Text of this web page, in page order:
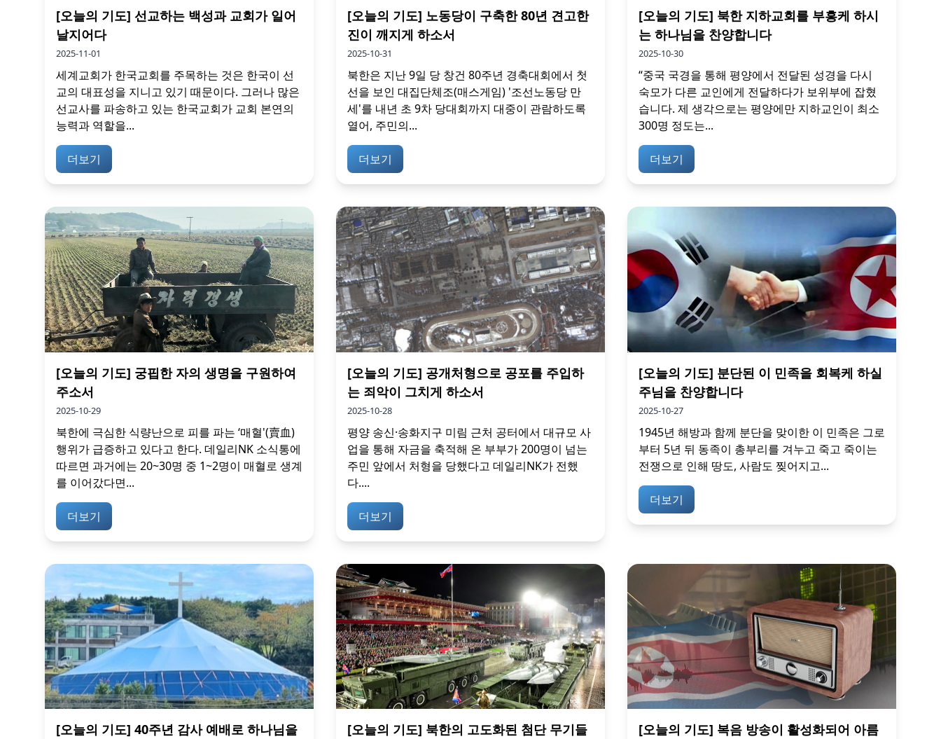
[오늘의 기도] 선교하는 백성과 교회가 일어
날지어다
2025-11-01
세계교회가 한국교회를 주목하는 것은 한국이 선
교의 대표성을 지니고 있기 때문이다. 그러나 많은
선교사를 파송하고 있는 한국교회가 교회 본연의
능력과 역할을...
더보기
[오늘의 기도] 노동당이 구축한 80년 견고한
진이 깨지게 하소서
2025-10-31
북한은 지난 9일 당 창건 80주년 경축대회에서 첫
선을 보인 대집단체조(매스게임) '조선노동당 만
세'를 내년 초 9차 당대회까지 대중이 관람하도록
열어, 주민의...
더보기
[오늘의 기도] 북한 지하교회를 부흥케 하시
는 하나님을 찬양합니다
2025-10-30
“중국 국경을 통해 평양에서 전달된 성경을 다시
숙모가 다른 교인에게 전달하다가 보위부에 잡혔
습니다. 제 생각으로는 평양에만 지하교인이 최소
300명 정도는...
더보기
[오늘의 기도] 궁핍한 자의 생명을 구원하여
주소서
2025-10-29
북한에 극심한 식량난으로 피를 파는 ‘매혈'(賣血)
행위가 급증하고 있다고 한다. 데일리NK 소식통에
따르면 과거에는 20~30명 중 1~2명이 매혈로 생계
를 이어갔다면...
더보기
[오늘의 기도] 공개처형으로 공포를 주입하
는 죄악이 그치게 하소서
2025-10-28
평양 송신·송화지구 미림 근처 공터에서 대규모 사
업을 통해 자금을 축적해 온 부부가 200명이 넘는
주민 앞에서 처형을 당했다고 데일리NK가 전했
다....
더보기
[오늘의 기도] 분단된 이 민족을 회복케 하실
주님을 찬양합니다
2025-10-27
1945년 해방과 함께 분단을 맞이한 이 민족은 그로
부터 5년 뒤 동족이 총부리를 겨누고 죽고 죽이는
전쟁으로 인해 땅도, 사람도 찢어지고...
더보기
[오늘의 기도] 40주년 감사 예배로 하나님을
[오늘의 기도] 북한의 고도화된 첨단 무기들
[오늘의 기도] 복음 방송이 활성화되어 아름